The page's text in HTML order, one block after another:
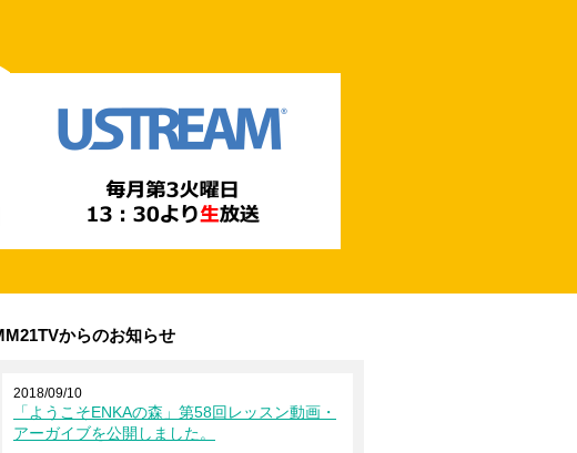
からのお知らせ
2018/09/10
「ようこそENKAの森」第58回レッスン動画・
アーガイブを公開しました。